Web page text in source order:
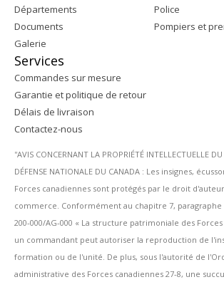
Départements
Documents
Galerie
Police
Pompiers et
Services
Commandes sur mesure
Garantie et politique de retour
Délais de livraison
Contactez-nous
''AVIS CONCERNANT LA PROPRIÉTÉ INTELLECTUELLE
DÉFENSE NATIONALE DU CANADA : Les insignes,
Forces canadiennes sont protégés par le droit
commerce. Conformément au chapitre 7, paragraphe
200-000/AG-000 « La structure patrimoniale des
un commandant peut autoriser la reproduction de
formation ou de l'unité. De plus, sous l'autorité de
administrative des Forces canadiennes 27-8, une